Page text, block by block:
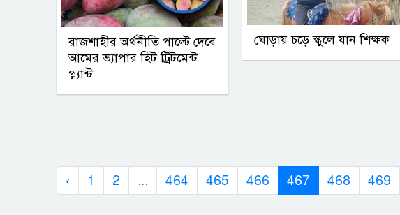
রাজশাহীর অর্থনীতি পাল্টে দেবে
আমের ভ্যাপার হিট ট্রিটমেন্ট
প্ল্যান্ট
ঘোড়ায় চড়ে স্কুলে যান শিক্ষক
‹ 1 2 ... 464 465 466 467 468 469